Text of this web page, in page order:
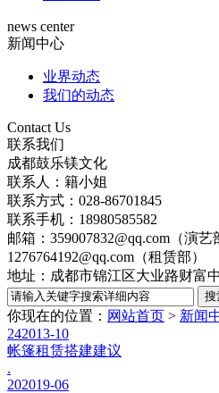
news center
新闻中心
业界动态
我们的动态
Contact Us
联系我们
成都鼓乐镁文化
联系人：籍小姐
联系方式：028-86701845
联系手机：18980585582
邮箱：359007832@qq.com（演艺
1276764192@qq.com（租赁部）
地址：成都市锦江区大业路财富
你现在的位置： 网站首页 > 新闻
242013-10
帐篷租赁搭建建议
.
202019-06